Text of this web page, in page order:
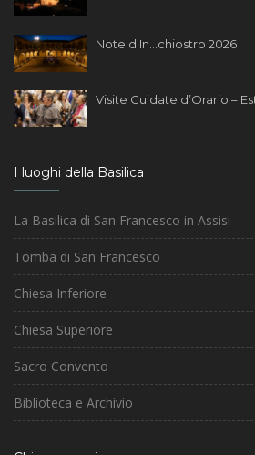
Note d'In...chiostro 2026
Visite Guidate d’Orario –
I luoghi della Basilica
La Basilica di San Francesco in Assisi
Tomba di San Francesco
Chiesa Inferiore
Chiesa Superiore
Sacro Convento
Biblioteca e Archivio